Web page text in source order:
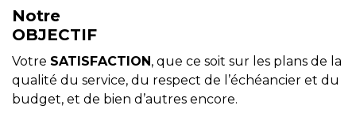
Notre
OBJECTIF
Votre SATISFACTION, que ce soit sur les plans de la
qualité du service, du respect de l’échéancier et du
budget, et de bien d’autres encore.